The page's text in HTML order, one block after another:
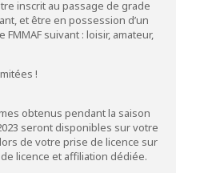
inscrit au passage de grade
et être en possession d’un
suivant : loisir, amateur,
!
obtenus pendant la saison
seront disponibles sur votre
de votre prise de licence sur
licence et affiliation dédiée.